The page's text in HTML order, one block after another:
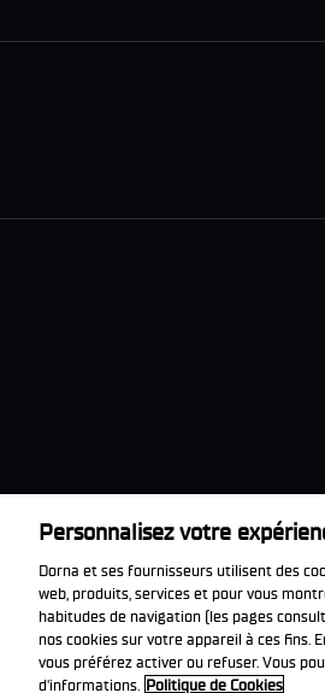
Télécharger l'appli
officiell
© 2026 Dorna WorldSBK. Tous
Personnalisez votre
Dorna et ses fournisseurs utilisent des
web, produits, services et pour vous
habitudes de navigation (les pages
nos cookies sur votre appareil à ces fins.
vous préférez activer ou refuser. Vous
d'informations. Politique de Cookies